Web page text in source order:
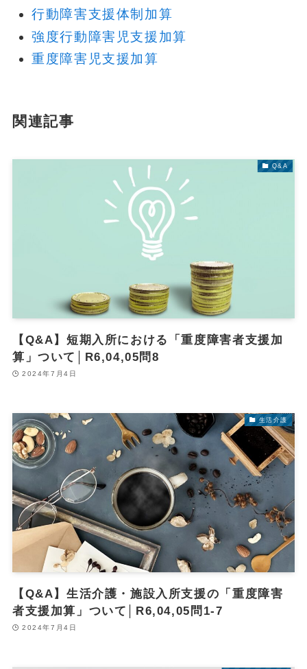
行動障害支援体制加算
強度行動障害児支援加算
重度障害児支援加算
関連記事
Q&A
【Q&A】短期入所における「重度障害者支援加
算」ついて│R6,04,05問8
2024年7月4日
生活介護
【Q&A】生活介護・施設入所支援の「重度障害
者支援加算」ついて│R6,04,05問1-7
2024年7月4日